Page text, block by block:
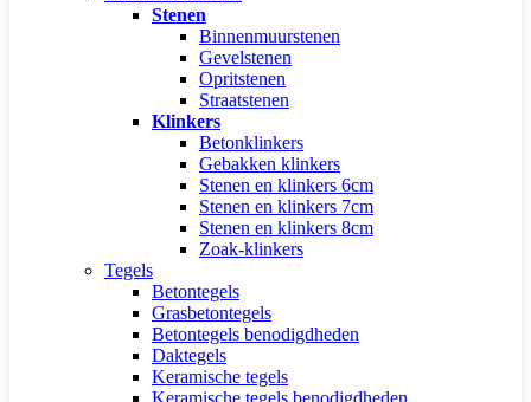
Stenen
Binnenmuurstenen
Gevelstenen
Opritstenen
Straatstenen
Klinkers
Betonklinkers
Gebakken klinkers
Stenen en klinkers 6cm
Stenen en klinkers 7cm
Stenen en klinkers 8cm
Zoak-klinkers
Tegels
Betontegels
Grasbetontegels
Betontegels benodigdheden
Daktegels
Keramische tegels
Keramische tegels benodigdheden